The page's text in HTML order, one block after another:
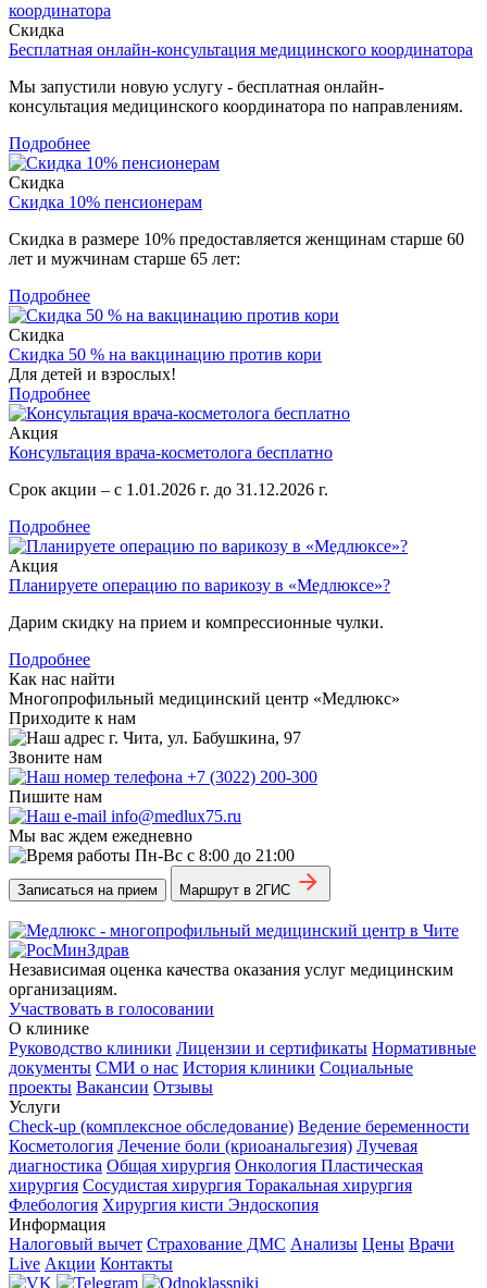
Скидка
Бесплатная онлайн-консультация медицинского координатора
Мы запустили новую услугу - бесплатная онлайн-
консультация медицинского координатора по направлениям.
Подробнее
Скидка
Скидка 10% пенсионерам
Скидка в размере 10% предоставляется женщинам старше 60
лет и мужчинам старше 65 лет:
Подробнее
Скидка
Скидка 50 % на вакцинацию против кори
Для детей и взрослых!
Подробнее
Акция
Консультация врача-косметолога бесплатно
Срок акции – с 1.01.2026 г. до 31.12.2026 г.
Подробнее
Акция
Планируете операцию по варикозу в «Медлюксе»?
Дарим скидку на прием и компрессионные чулки.
Подробнее
Как нас найти
Многопрофильный медицинский центр «Медлюкс»
Приходите к нам
г. Чита, ул. Бабушкина, 97
Звоните нам
+7 (3022) 200-300
Пишите нам
info@medlux75.ru
Мы вас ждем ежедневно
Пн-Вс с 8:00 до 21:00
Записаться на прием Маршрут в 2ГИС
Независимая оценка качества оказания услуг медицинским
организациям.
Участвовать в голосовании
О клинике
Руководство клиники Лицензии и сертификаты Нормативные
документы СМИ о нас История клиники Социальные
проекты Вакансии Отзывы
Услуги
Check-up (комплексное обследование) Ведение беременности
Косметология Лечение боли (криоанальгезия) Лучевая
диагностика Общая хирургия Онкология Пластическая
хирургия Сосудистая хирургия Торакальная хирургия
Флебология Хирургия кисти Эндоскопия
Информация
Налоговый вычет Страхование ДМС Анализы Цены Врачи
Live Акции Контакты